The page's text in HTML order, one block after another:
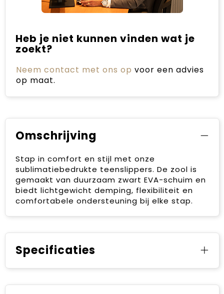
Heb je niet kunnen vinden wat je
zoekt?
Neem contact met ons op voor een advies
op maat.
Omschrijving
Stap in comfort en stijl met onze
sublimatiebedrukte teenslippers. De zool is
gemaakt van duurzaam zwart EVA-schuim en
biedt lichtgewicht demping, flexibiliteit en
comfortabele ondersteuning bij elke stap.
Specificaties